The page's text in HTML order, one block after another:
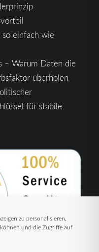
zu personalisieren,
und die Zugriffe auf
einfach wie
– Warum Daten die
überholen
für stabile